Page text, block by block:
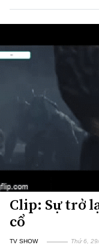
Clip: Sự trở
cổ
TV SHOW Thứ 6,